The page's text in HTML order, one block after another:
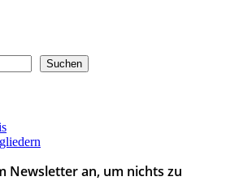
Suchen
Newsletter an, um nichts zu